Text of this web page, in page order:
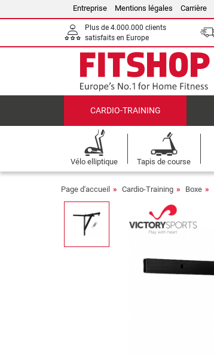
Entreprise Mentions légales Carrière
Plus de 4.000.000 clients
satisfaits en Europe
CARDIO-TRAINING
Vélo elliptique Tapis de course
Page d'accueil Cardio-Training Boxe